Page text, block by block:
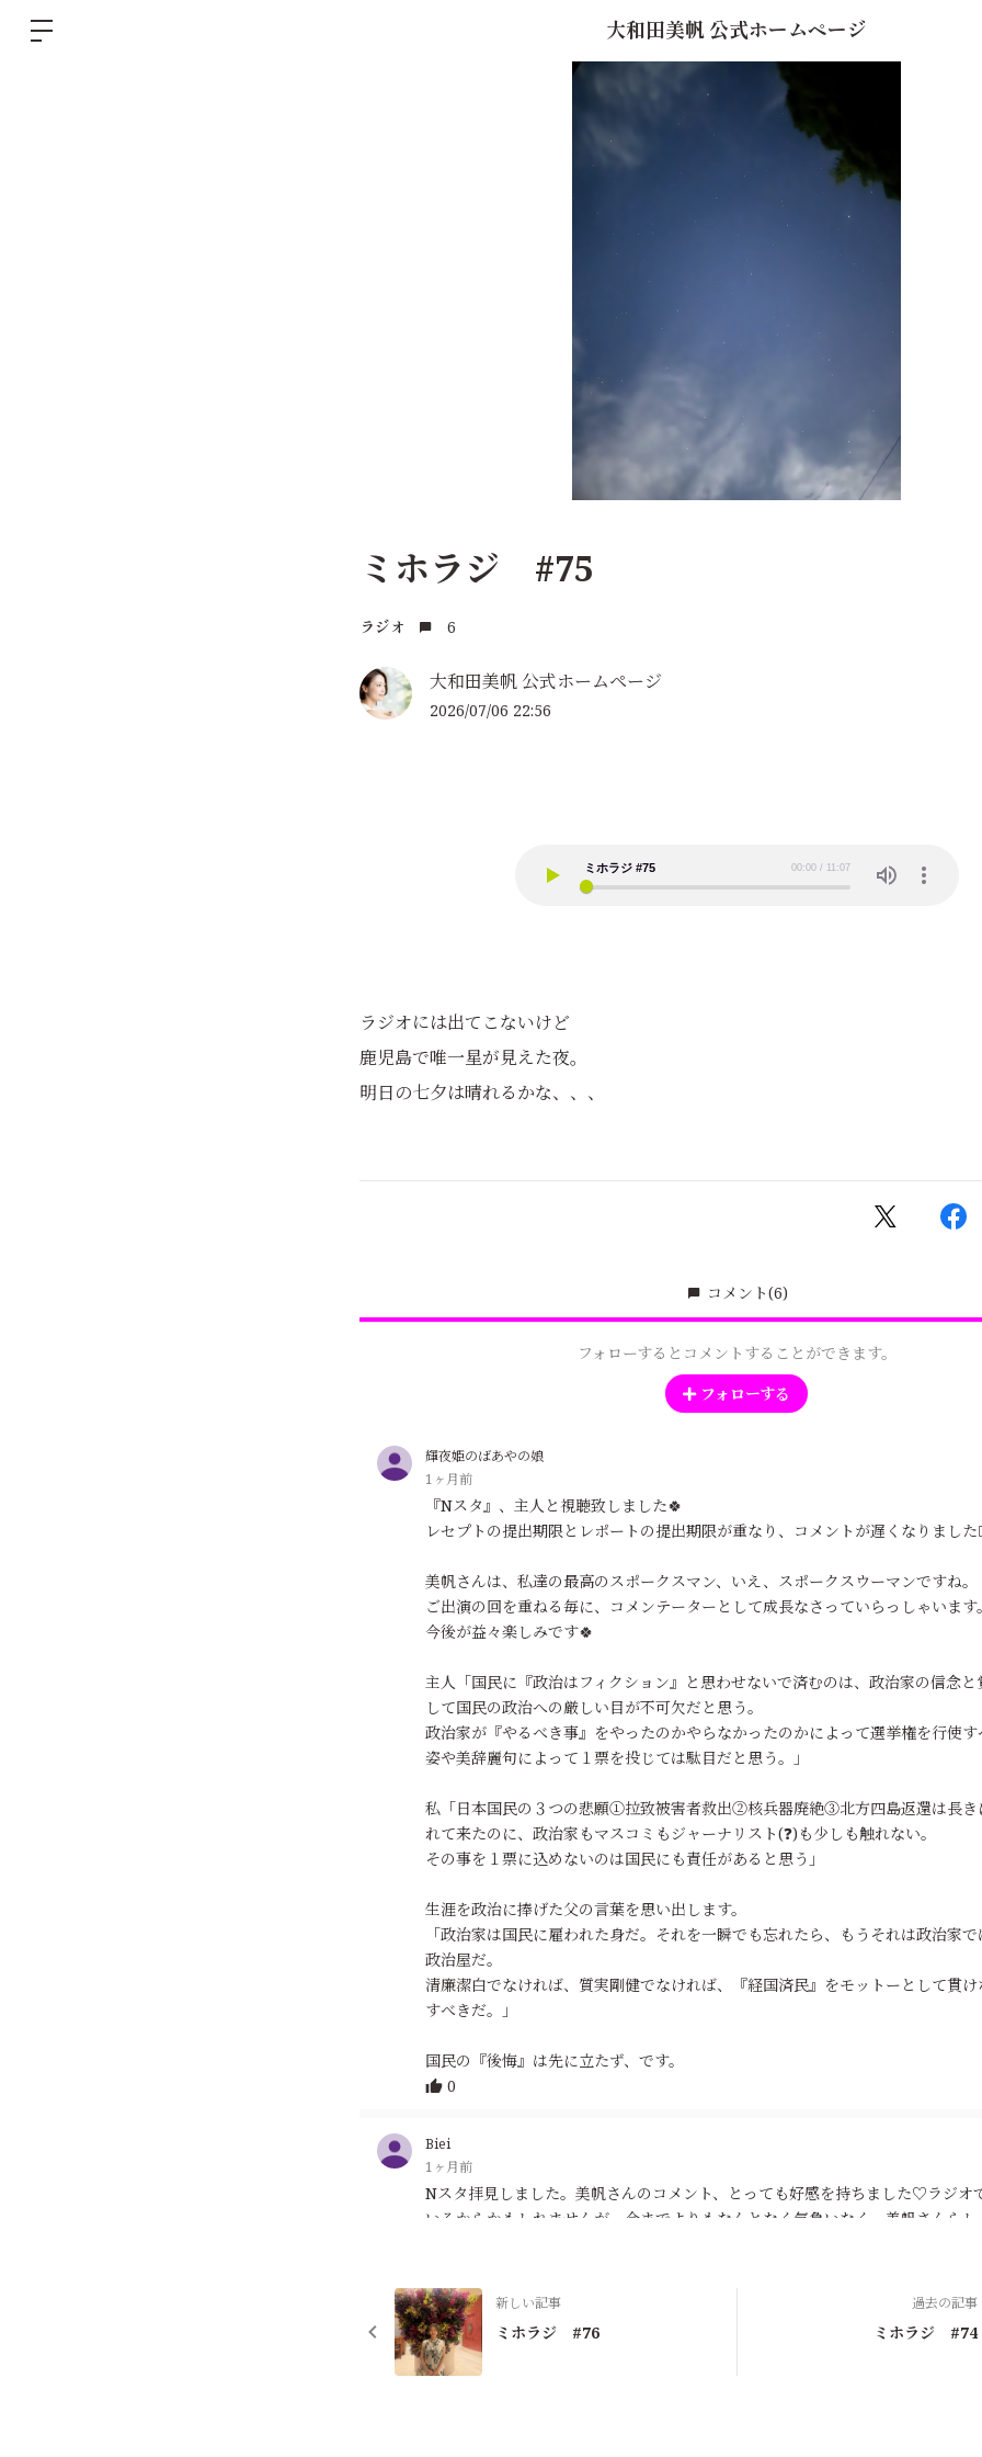
大和田美帆 公式ホームページ
ミホラジ #75
ラジオ 6
大和田美帆 公式ホームページ
2026/07/06 22:56
ラジオには出てこないけど
鹿児島で唯一星が見えた夜。
明日の七夕は晴れるかな、、、
コメント(6)
フォローするとコメントすることができます。
フォローする
輝夜姫のばあやの娘
1ヶ月前
『Nスタ』、主人と視聴致しました🍀
レセプトの提出期限とレポートの提出期限が重なり、コメントが遅くなりました
美帆さんは、私達の最高のスポークスマン、いえ、スポークスウーマンですね。
ご出演の回を重ねる毎に、コメンテーターとして成長なさっていらっしゃいます
今後が益々楽しみです🍀
主人「国民に『政治はフィクション』と思わせないで済むのは、政治家の信念
して国民の政治への厳しい目が不可欠だと思う。
政治家が『やるべき事』をやったのかやらなかったのかによって選挙権を行使
姿や美辞麗句によって１票を投じては駄目だと思う。」
私「日本国民の３つの悲願①拉致被害者救出②核兵器廃絶③北方四島返還は長き
れて来たのに、政治家もマスコミもジャーナリスト(❓)も少しも触れない。
その事を１票に込めないのは国民にも責任があると思う」
生涯を政治に捧げた父の言葉を思い出します。
「政治家は国民に雇われた身だ。それを一瞬でも忘れたら、もうそれは政治家
政治屋だ。
清廉潔白でなければ、質実剛健でなければ、『経国済民』をモットーとして貫
すべきだ。」
国民の『後悔』は先に立たず、です。
0
Biei
1ヶ月前
Nスタ拝見しました。美帆さんのコメント、とっても好感を持ちました♡ラジオ
いるからかもしれませんが、今までよりもなんとなく気負いなく、美帆さんら
子どもの時の遊びは、外では、縄跳びとか「だるまさんがころんだ」とかドロ
とか、その時々に流行っていたものをしていた気がします。家ではボードゲー
遊びとかトランプとかでしょうか。懐かしいです。
0
新しい記事
ミホラジ #76
過去の記事
ミホラジ #74